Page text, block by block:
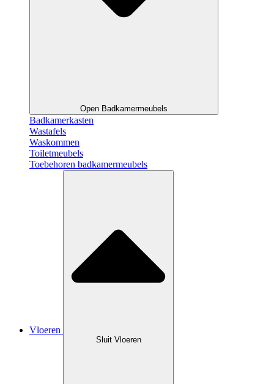
Open Badkamermeubels
Badkamerkasten
Wastafels
Waskommen
Toiletmeubels
Toebehoren badkamermeubels
Vloeren
Sluit Vloeren